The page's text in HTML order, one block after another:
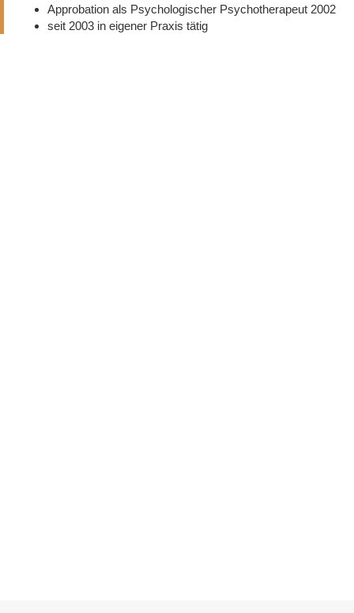
Approbation als Psychologischer Psychotherapeut 2002
seit 2003 in eigener Praxis tätig